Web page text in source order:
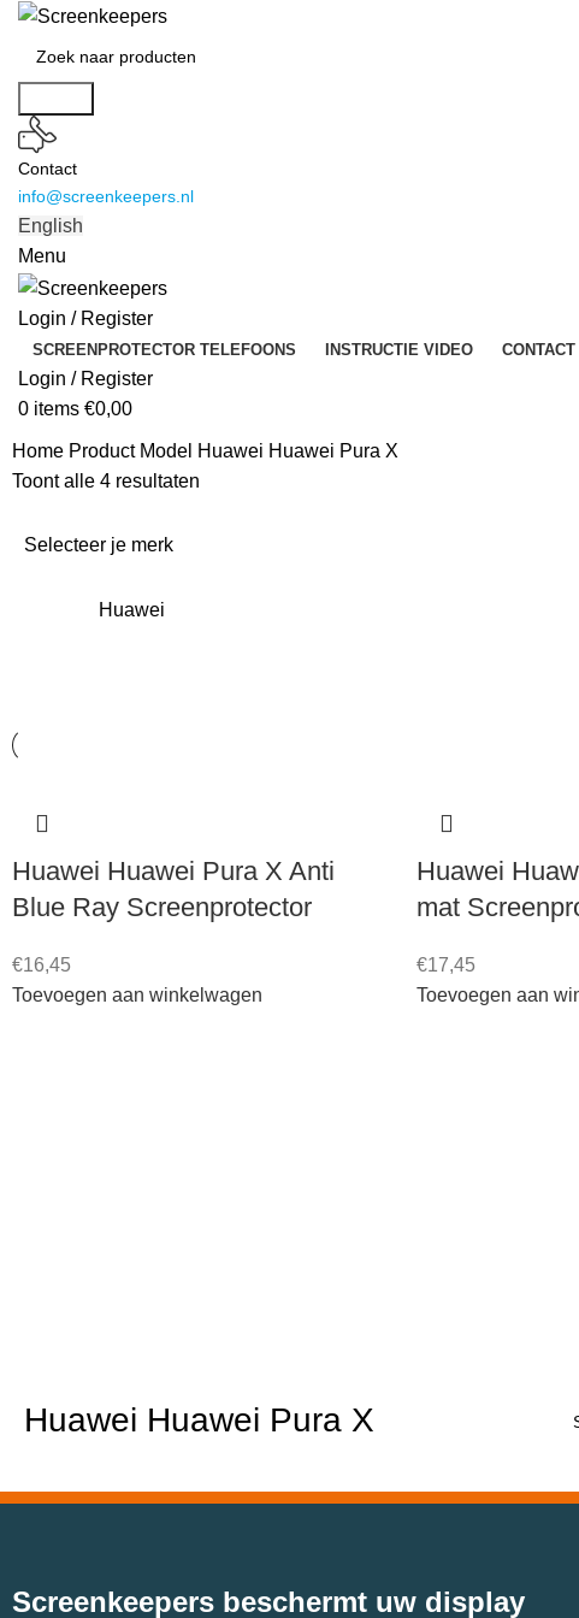
Contact
info@screenkeepers.nl
English
Menu
Login / Register
SCREENPROTECTOR TELEFOONS INSTRUCTIE VIDEO CONTACT
Login / Register
0 items €0,00
Home Product Model Huawei Huawei Pura X
Toont alle 4 resultaten
Selecteer je merk
Huawei
Huawei Huawei Pura X Anti
Blue Ray Screenprotector
€16,45
Toevoegen aan winkelwagen
Huawei
mat
€17,45
Toevoegen aan
Huawei Huawei Pura X
Screenkeepers beschermt uw display